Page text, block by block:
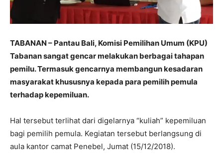
TABANAN – Pantau Bali, Komisi Pemilihan Umum (KPU)
Tabanan sangat gencar melakukan berbagai tahapan
pemilu. Termasuk gencarnya membangun kesadaran
masyarakat khususnya kepada para pemilih pemula
terhadap kepemiluan.
Hal tersebut terlihat dari digelarnya “kuliah” kepemiluan
bagi pemilih pemula. Kegiatan tersebut berlangsung di
aula kantor camat Penebel, Jumat (15/12/2018).